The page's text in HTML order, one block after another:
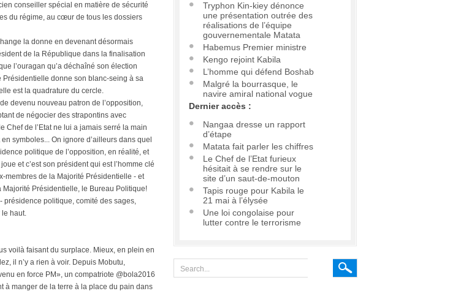
conseiller spécial en matière de sécurité
du régime, au cœur de tous les dossiers
la donne en devenant désormais
de la République dans la finalisation
l’ouragan qu’a déchaîné son élection
Présidentielle donne son blanc-seing à sa
est la quadrature du cercle.
devenu nouveau patron de l’opposition,
de négocier des strapontins avec
Chef de l’Etat ne lui a jamais serré la main
symboles... On ignore d’ailleurs dans quel
politique de l’opposition, en réalité, et
et c’est son président qui est l’homme clé
membres de la Majorité Présidentielle - et
Présidentielle, le Bureau Politique!
présidence politique, comité des sages,
le haut.
voilà faisant du surplace. Mieux, en plein en
il n’y a rien à voir. Depuis Mobutu,
en force PM», un compatriote @bola2016
à manger de la terre à la place du pain dans
Tryphon Kin-kiey dénonce
une présentation outrée des
réalisations de l’équipe
gouvernementale Matata
Habemus Premier ministre
Kengo rejoint Kabila
L’homme qui défend Boshab
Malgré la bourrasque, le
navire amiral national vogue
Dernier accès :
Nangaa dresse un rapport
d’étape
Matata fait parler les chiffres
Le Chef de l’Etat furieux
hésitait à se rendre sur le
site d’un saut-de-mouton
Tapis rouge pour Kabila le
21 mai à l’élysée
Une loi congolaise pour
lutter contre le terrorisme